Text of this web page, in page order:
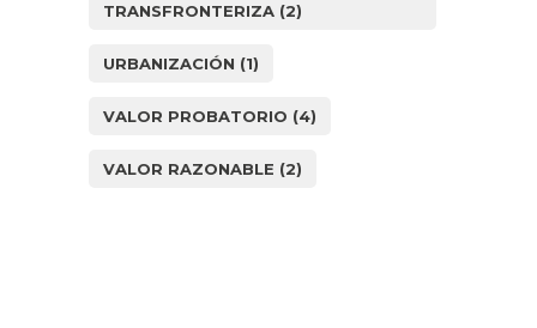
TRANSFRONTERIZA (2)
URBANIZACIÓN (1)
VALOR PROBATORIO (4)
VALOR RAZONABLE (2)